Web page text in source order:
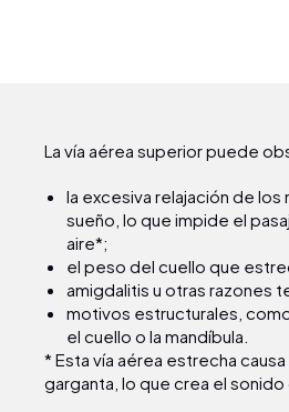
La vía aérea superior puede
la excesiva relajación de los
sueño, lo que impide el
aire*;
el peso del cuello que
amigdalitis u otras razones
motivos estructurales, como
el cuello o la mandíbula.
* Esta vía aérea estrecha causa
garganta, lo que crea el sonido